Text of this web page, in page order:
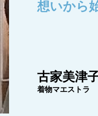
想いから
古家美津
着物マエストラ